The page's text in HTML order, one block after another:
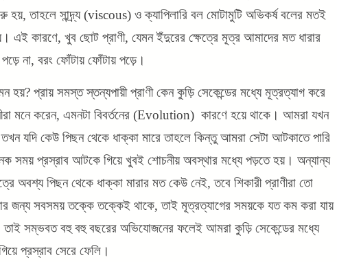
তাহলে সান্দ্র্য (viscous) ও ক্যাপিলারি বল মোটামুটি অভিকর্ষ বলের মতই
এই কারণে, খুব ছোট প্রাণী, যেমন ইঁদুরের ক্ষেত্রে মূত্র আমাদের মত ধারার
না, বরং ফোঁটায় ফোঁটায় পড়ে।
হয়? প্রায় সমস্ত স্তন্যপায়ী প্রাণী কেন কুড়ি সেকেন্ডের মধ্যে মূত্রত্যাগ করে
মনে করেন, এমনটা বিবর্তনের (Evolution) কারণে হয়ে থাকে। আমরা যখন
যদি কেউ পিছন থেকে ধাক্কা মারে তাহলে কিন্তু আমরা সেটা আটকাতে পারি
সময় প্রস্রাব আটকে গিয়ে খুবই শোচনীয় অবস্থার মধ্যে পড়তে হয়। অন্যান্য
অবশ্য পিছন থেকে ধাক্কা মারার মত কেউ নেই, তবে শিকারী প্রাণীরা তো
জন্য সবসময় তক্কে তক্কেই থাকে, তাই মূত্রত্যাগের সময়কে যত কম করা যায়
সম্ভবত বহু বহু বছরের অভিযোজনের ফলেই আমরা কুড়ি সেকেন্ডের মধ্যে
প্রস্রাব সেরে ফেলি।